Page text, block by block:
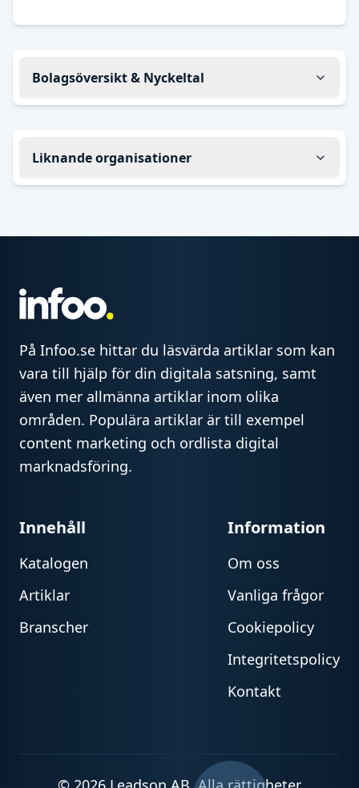
Bolagsöversikt & Nyckeltal
Liknande organisationer
På Infoo.se hittar du läsvärda artiklar som kan
vara till hjälp för din digitala satsning, samt
även mer allmänna artiklar inom olika
områden. Populära artiklar är till exempel
content marketing och ordlista digital
marknadsföring.
Innehåll
Katalogen
Artiklar
Branscher
Information
Om oss
Vanliga frågor
Cookiepolicy
Integritetspolicy
Kontakt